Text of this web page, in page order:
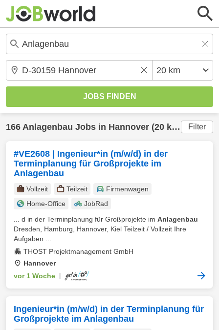
166 Anlagenbau Jobs in Hannover (20 km) gefunden Filter
#VE2608 | Ingenieur*in (m/w/d) in der
Terminplanung für Großprojekte im
Anlagenbau
Vollzeit Teilzeit
Firmenwagen
Home-Office
JobRad
... d in der Terminplanung für Großprojekte im Anlagenbau
Dresden, Hamburg, Hannover, Kiel Teilzeit / Vollzeit Ihre
Aufgaben ...
THOST Projektmanagement GmbH
Hannover
vor 1 Woche
Ingenieur*in (m/w/d) in der Terminplanung für
Großprojekte im Anlagenbau